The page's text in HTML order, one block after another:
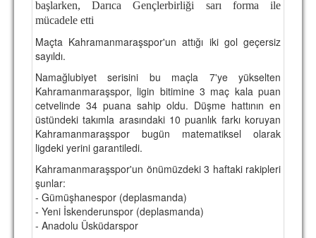
ESKİ HOCALAR
MİSYON
HAKKIMIZDA
İRTİBAT
SİTE İSTATİSTİKLERİ
REKLAM YAYINI
başlarken, Darıca Gençlerbirliği sarı forma ile
mücadele etti
Maçta Kahramanmaraşspor'un attığı iki gol geçersiz
sayıldı.
Namağlubiyet serisini bu maçla 7'ye yükselten
Kahramanmaraşspor, ligin bitimine 3 maç kala puan
cetvelinde 34 puana sahip oldu. Düşme hattının en
üstündeki takımla arasındaki 10 puanlık farkı koruyan
Kahramanmaraşspor bugün matematiksel olarak
ligdeki yerini garantiledi.
Kahramanmaraşspor'un önümüzdeki 3 haftaki rakipleri
şunlar:
- Gümüşhanespor (deplasmanda)
- Yeni İskenderunspor (deplasmanda)
- Anadolu Üsküdarspor